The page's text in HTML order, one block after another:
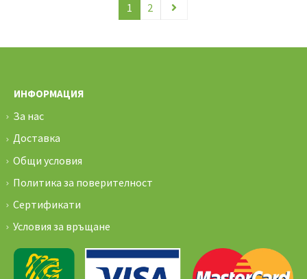
1 2
ИНФОРМАЦИЯ
За нас
Доставка
Общи условия
Политика за поверителност
Сертификати
Условия за връщане